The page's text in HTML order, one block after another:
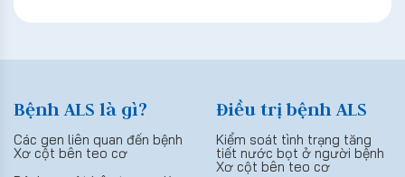
Bệnh ALS là gì?
Các gen liên quan đến bệnh
Xơ cột bên teo cơ
Điều trị bệnh ALS
Kiểm soát tình trạng tăng
tiết nước bọt ở người bệnh
Xơ cột bên teo cơ